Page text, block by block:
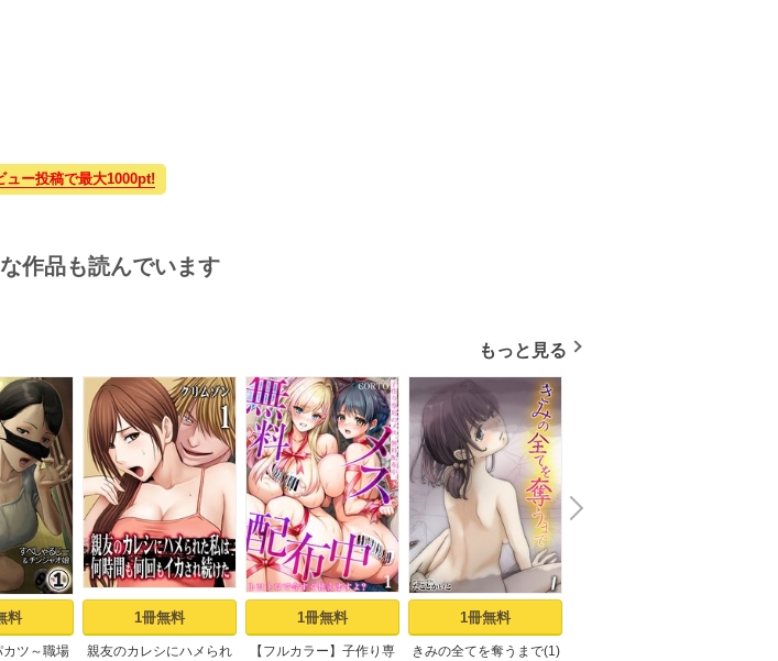
ュー投稿で最大1000pt!
作品も読んでいます
もっと見る
料
カツ～職場
1冊無料
親友のカレシにハメられ
1冊無料
【フルカラー】子作り専
1冊無料
きみの全てを奪うまで(1)
N
e
x
t